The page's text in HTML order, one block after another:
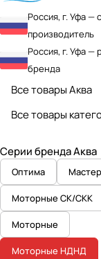
Россия, г. Уфа —
производитель
Россия, г. Уфа —
бренда
Все товары Аква
Все товары
Серии бренда Аква
Оптима Мастер
Моторные СК/СКК
Моторные
Моторные НДНД